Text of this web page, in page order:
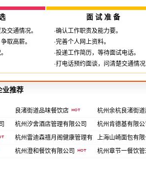
面 试 准 备
交通情况。
取高薪。
·确认工作职责及能力要。
·完善个人网上资料。
·投递工作简历，等待面试电话。
·打电话预约面谈，问清楚交通情况
业推荐
良渚街道品味餐饮店
杭州余杭良渚街
杭州汐舍酒店管理有限公司
杭州肯德基有限
杭州雷迪森禧月阁健康管理有
限公司
上海山崎面包有
杭州澄和餐饮有限公司 杭州章节一餐饮